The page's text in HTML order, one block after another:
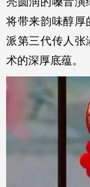
将带来韵味醇厚
派第三代传人张
术的深厚底蕴。